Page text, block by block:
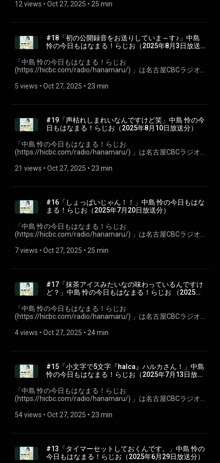
市出身のシンガーソングライター「中島 怜」のラジオ番組で
す。 #CBCラジオ #中島怜 #きょうもはなまる
12 views • Oct 27, 2025 • 25 min
#18「初の公開録音をお送りしていま～す♪」中島
怜の今日もはなまる！らじお⁠⁠（2025年8月3日放送
「⁠⁠中島 怜の今日もはなまる！らじお
(https://hicbc.com/radio/hanamaru/) ⁠⁠」は名古屋CBCラジオ
市出身のシンガーソングライター「中島 怜」のラジオ番組で
す。 #CBCラジオ #中島怜 #きょうもはなまる
5 views • Oct 27, 2025 • 23 min
#19「声枯れしまれいなんですけど笑」中島 怜の今
日もはなまる！らじお⁠⁠（2025年8月10日放送分）
「⁠⁠中島 怜の今日もはなまる！らじお
(https://hicbc.com/radio/hanamaru/) ⁠⁠」は名古屋CBCラジオ
市出身のシンガーソングライター「中島 怜」のラジオ番組で
す。 #CBCラジオ #中島怜 #きょうもはなまる
21 views • Oct 27, 2025 • 23 min
#16「しょっぱいじゃん！！」中島 怜の今日もはな
まる！らじお⁠⁠（2025年7月20日放送分）
「⁠⁠中島 怜の今日もはなまる！らじお
(https://hicbc.com/radio/hanamaru/) ⁠⁠」は名古屋CBCラジオ
市出身のシンガーソングライター「中島 怜」のラジオ番組で
す。 #CBCラジオ #中島怜 #きょうもはなまる
7 views • Oct 27, 2025 • 25 min
#17「抹茶アイスみたいなの味わっているんですけ
ど？」中島 怜の今日もはなまる！らじお⁠⁠ （2025年
「⁠⁠中島 怜の今日もはなまる！らじお
(https://hicbc.com/radio/hanamaru/) ⁠⁠」は名古屋CBCラジオ
市出身のシンガーソングライター「中島 怜」のラジオ番組で
す。 #CBCラジオ #中島怜 #きょうもはなまる
4 views • Oct 27, 2025 • 24 min
#15「小文字で5文字『halca』ハルカさん！」中島
怜の今日もはなまる！らじお⁠⁠（2025年7月13日放送
「⁠⁠中島 怜の今日もはなまる！らじお
(https://hicbc.com/radio/hanamaru/) ⁠⁠」は名古屋CBCラジオ
市出身のシンガーソングライター「中島 怜」のラジオ番組で
す。 #CBCラジオ #中島怜 #きょうもはなまる
54 views • Oct 27, 2025 • 23 min
#13「タイマーセットしておくんです。」中島 怜の
今日もはなまる！らじお⁠⁠（2025年6月29日放送分）